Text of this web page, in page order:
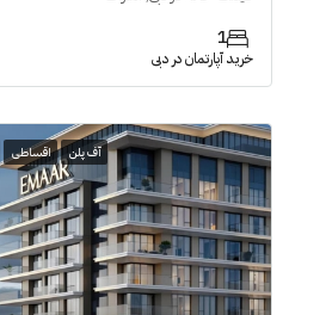
1
خرید آپارتمان در دبی
آف پلن اقساطی